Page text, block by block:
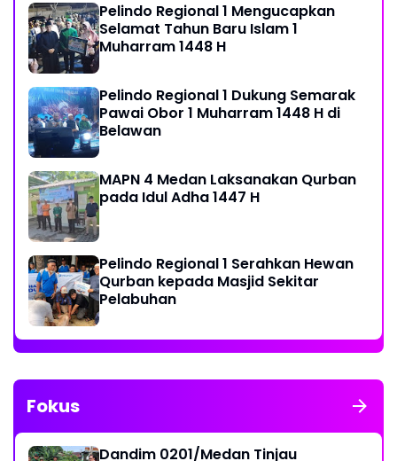
Pelindo Regional 1 Mengucapkan
Selamat Tahun Baru Islam 1
Muharram 1448 H
Pelindo Regional 1 Dukung Semarak
Pawai Obor 1 Muharram 1448 H di
Belawan
MAPN 4 Medan Laksanakan Qurban
pada Idul Adha 1447 H
Pelindo Regional 1 Serahkan Hewan
Qurban kepada Masjid Sekitar
Pelabuhan
Fokus
Dandim 0201/Medan Tinjau